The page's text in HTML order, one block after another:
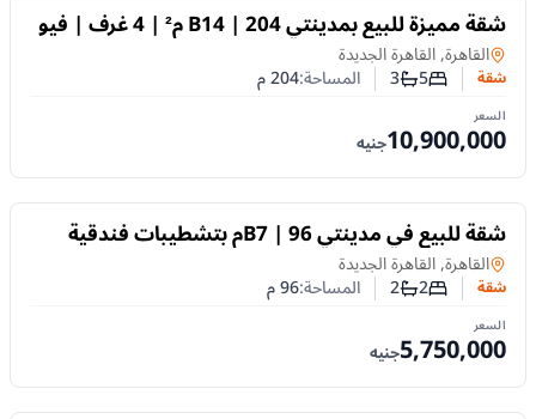
للبيع شقة مميزة للبيع بمدينتي B14 | 204 م² | 4 غرف | فيو
بانورامي على وايد جاردن
شقةفي
القاهرة, القاهرة الجديدة
شقة عدد غرف النوم
5عدد الحمامات
3 المساحة:204م
السعر
10,900,000جنيه
للبيع شقة للبيع في مدينتي B7 | 96م بتشطيبات فندقية
ووايد جاردن فيو
شقةفي
القاهرة, القاهرة الجديدة
شقة عدد غرف النوم
2عدد الحمامات
2 المساحة:96م
السعر
5,750,000جنيه